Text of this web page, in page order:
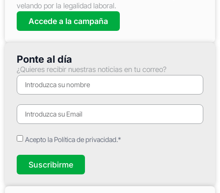
velando por la legalidad laboral.
Accede a la campaña
Ponte al día
¿Quieres recibir nuestras noticias en tu correo?
Acepto la Política de privacidad.*
Suscribirme